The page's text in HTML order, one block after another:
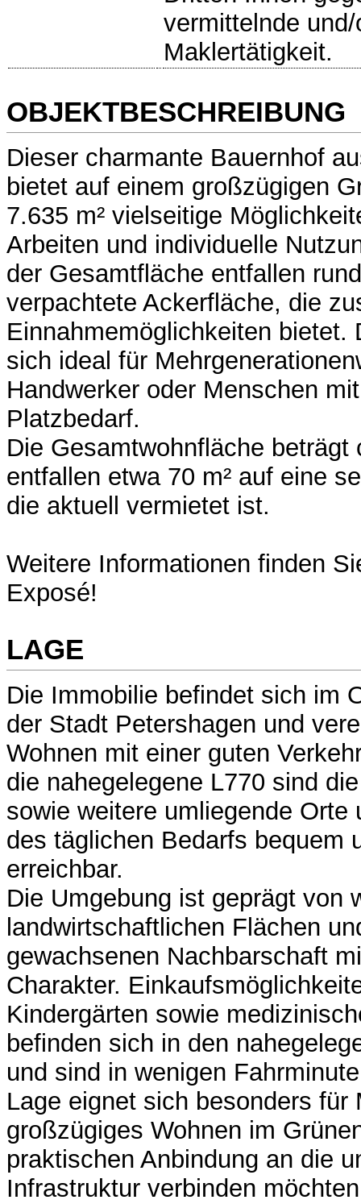
vermittelnde
Maklertätigkeit.
OBJEKTBESCHREIBUNG
Dieser charmante Bauernhof
bietet auf einem großzügigen
7.635 m² vielseitige
Arbeiten und individuelle
der Gesamtfläche entfallen
verpachtete Ackerfläche, die
Einnahmemöglichkeiten bietet.
sich ideal für
Handwerker oder Menschen
Platzbedarf.
Die Gesamtwohnfläche beträgt
entfallen etwa 70 m² auf eine
die aktuell vermietet ist.
Weitere Informationen finden
Exposé!
LAGE
Die Immobilie befindet sich im
der Stadt Petershagen und
Wohnen mit einer guten
die nahegelegene L770 sind
sowie weitere umliegende Orte
des täglichen Bedarfs bequem
erreichbar.
Die Umgebung ist geprägt von
landwirtschaftlichen Flächen
gewachsenen Nachbarschaft
Charakter.
Kindergärten sowie
befinden sich in den
und sind in wenigen
Lage eignet sich besonders für
großzügiges Wohnen im
praktischen Anbindung an die
Infrastruktur verbinden